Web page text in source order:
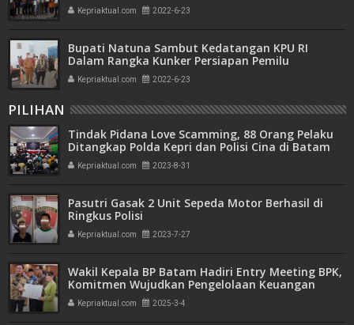
Kepriaktual.com 2022-6-23
Bupati Natuna Sambut Kedatangan KPU RI
Dalam Rangka Kunker Persiapan Pemilu
Kepriaktual.com 2022-6-23
PILIHAN
Tindak Pidana Love Scamming, 88 Orang Pelaku
Ditangkap Polda Kepri dan Polisi Cina di Batam
Kepriaktual.com 2023-8-31
Pasutri Gasak 2 Unit Sepeda Motor Berhasil di
Ringkus Polisi
Kepriaktual.com 2023-7-27
Wakil Kepala BP Batam Hadiri Entry Meeting BPK,
Komitmen Wujudkan Pengelolaan Keuangan
Transparan dan Akuntabel
Kepriaktual.com 2025-3-4